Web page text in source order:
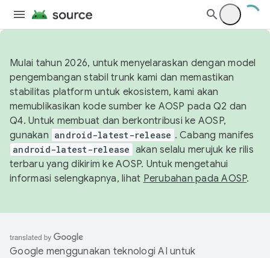
Mulai tahun 2026, untuk menyelaraskan dengan model
pengembangan stabil trunk kami dan memastikan
stabilitas platform untuk ekosistem, kami akan
memublikasikan kode sumber ke AOSP pada Q2 dan
Q4. Untuk membuat dan berkontribusi ke AOSP,
gunakan android-latest-release . Cabang manifes
android-latest-release akan selalu merujuk ke rilis
terbaru yang dikirim ke AOSP. Untuk mengetahui
informasi selengkapnya, lihat Perubahan pada AOSP.
Google menggunakan teknologi AI untuk